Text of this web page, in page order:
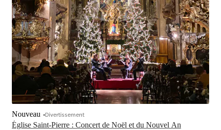
Église Saint-Pierre : Concert de Noël et du Nouvel An
Nouveau Divertissement